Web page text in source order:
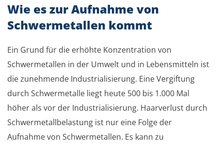
Wie es zur Aufnahme von
Schwermetallen kommt
Ein Grund für die erhöhte Konzentration von
Schwermetallen in der Umwelt und in Lebensmitteln ist
die zunehmende Industrialisierung. Eine Vergiftung
durch Schwermetalle liegt heute 500 bis 1.000 Mal
höher als vor der Industrialisierung. Haarverlust durch
Schwermetallbelastung ist nur eine Folge der
Aufnahme von Schwermetallen. Es kann zu